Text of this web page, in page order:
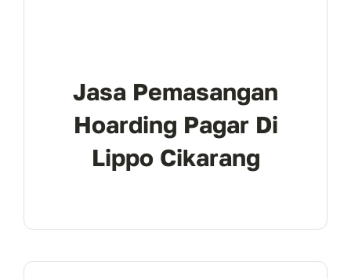
Jasa Pemasangan
Hoarding Pagar Di
Lippo Cikarang